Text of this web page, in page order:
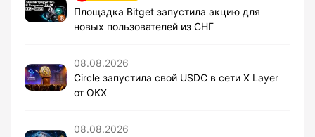
Площадка Bitget запустила акцию для
новых пользователей из СНГ
08.08.2026
Circle запустила свой USDC в сети X Layer
от OKX
08.08.2026